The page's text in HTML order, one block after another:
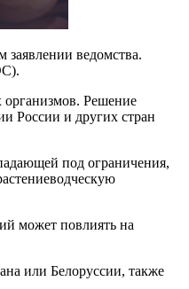
ведомства.
организмов. Решение
России и других стран
под ограничения,
может повлиять на
или Белоруссии, также